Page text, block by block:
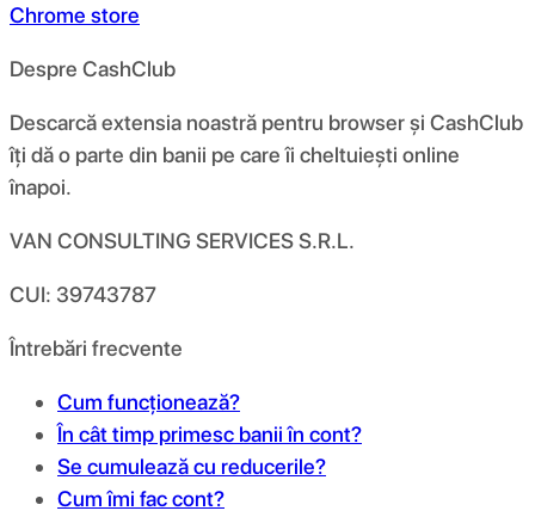
Chrome store
Despre CashClub
Descarcă extensia noastră pentru browser și CashClub
îți dă o parte din banii pe care îi cheltuiești online
înapoi.
VAN CONSULTING SERVICES S.R.L.
CUI: 39743787
Întrebări frecvente
Cum funcționează?
În cât timp primesc banii în cont?
Se cumulează cu reducerile?
Cum îmi fac cont?